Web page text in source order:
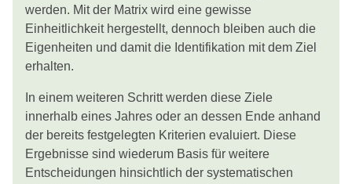
werden. Mit der Matrix wird eine gewisse
Einheitlichkeit hergestellt, dennoch bleiben auch die
Eigenheiten und damit die Identifikation mit dem Ziel
erhalten.
In einem weiteren Schritt werden diese Ziele
innerhalb eines Jahres oder an dessen Ende anhand
der bereits festgelegten Kriterien evaluiert. Diese
Ergebnisse sind wiederum Basis für weitere
Entscheidungen hinsichtlich der systematischen